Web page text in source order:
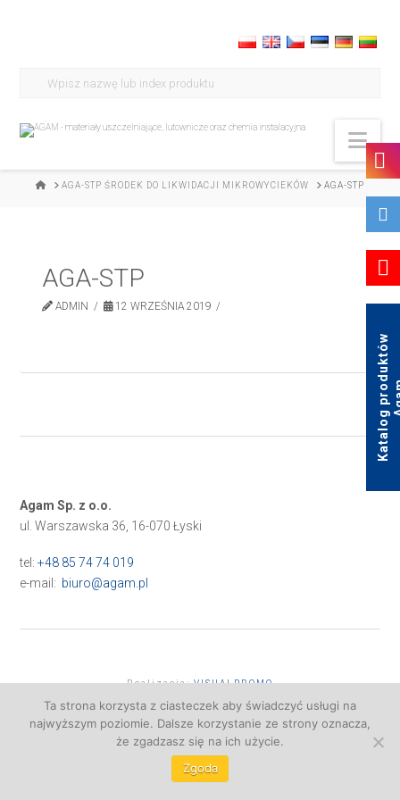
HOMEAGA-STP ŚRODEK DO LIKWIDACJI MIKROWYCIEKÓW AGA-STP
AGA-STP
ADMIN 12 WRZEŚNIA 2019
Agam Sp. z o.o.
ul. Warszawska 36, 16-070 Łyski
tel:+48 85 74 74 019
e-mail: biuro@agam.pl
Realizacja:VISUALPROMO
K
a
t
a
l
o
g
p
r
o
d
u
k
t
ó
w
A
g
a
Ta strona korzysta z ciasteczek aby świadczyć usługi na
najwyższym poziomie. Dalsze korzystanie ze strony oznacza,
że zgadzasz się na ich użycie.
Zgoda